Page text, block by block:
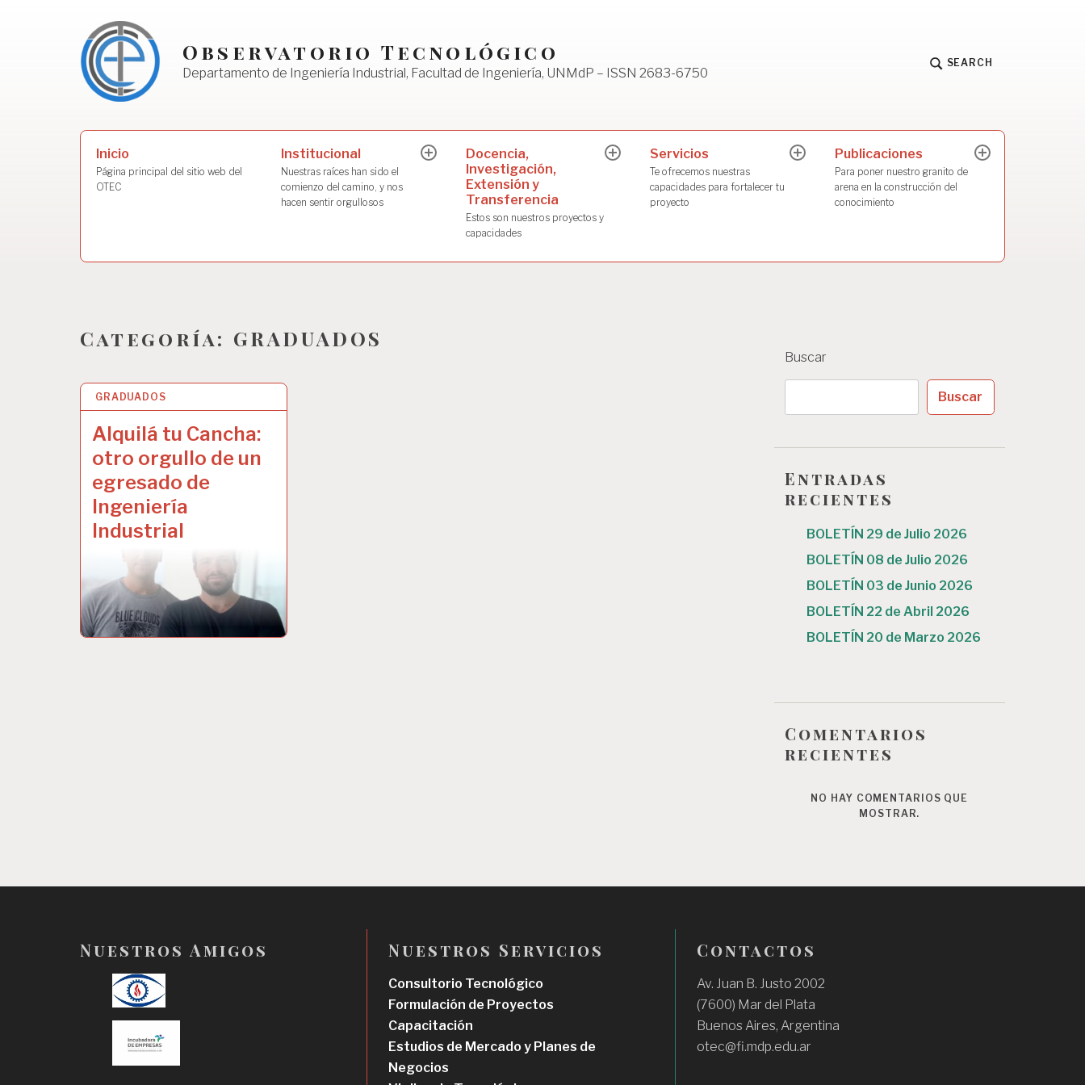
Observatorio Tecnológico
Departamento de Ingeniería Industrial, Facultad de Ingeniería, UNMdP – ISSN 2683-6750
SEARCH
Inicio
Página principal del sitio web del
OTEC
Institucional
Nuestras raíces han sido el
comienzo del camino, y nos
hacen sentir orgullosos
expandDocencia,
Investigación,
Extensión y
Transferencia
Estos son nuestros proyectos y
capacidades
expandServicios
Te ofrecemos nuestras
capacidades para fortalecer tu
proyecto
expandPublicaciones
Para poner nuestro granito de
arena en la construcción del
conocimiento
expand
Categoría: GRADUADOS
GRADUADOS
Alquilá tu Cancha:
otro orgullo de un
egresado de
Ingeniería
Industrial
25 FEB 2020
Buscar
Buscar
Entradas
recientes
BOLETÍN 29 de Julio 2026
BOLETÍN 08 de Julio 2026
BOLETÍN 03 de Junio 2026
BOLETÍN 22 de Abril 2026
BOLETÍN 20 de Marzo 2026
Comentarios
recientes
NO HAY COMENTARIOS QUE
MOSTRAR.
Nuestros Amigos Nuestros Servicios
Consultorio Tecnológico
Alquilá
Cancha:
Formulación de Proyectos
tu
Capacitación
Alquilá
Estudios de Mercado y Planes de
Negocios
Contactos
Av. Juan B. Justo 2002
(7600) Mar del Plata
Buenos Aires, Argentina
otec@fi.mdp.edu.ar